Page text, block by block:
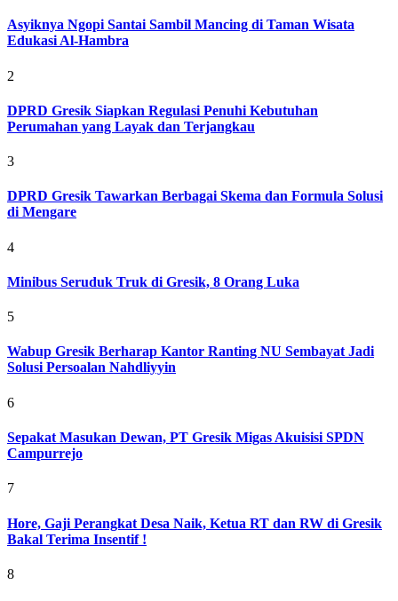
Asyiknya Ngopi Santai Sambil Mancing di Taman Wisata
Edukasi Al-Hambra
2
DPRD Gresik Siapkan Regulasi Penuhi Kebutuhan
Perumahan yang Layak dan Terjangkau
3
DPRD Gresik Tawarkan Berbagai Skema dan Formula Solusi
di Mengare
4
Minibus Seruduk Truk di Gresik, 8 Orang Luka
5
Wabup Gresik Berharap Kantor Ranting NU Sembayat Jadi
Solusi Persoalan Nahdliyyin
6
Sepakat Masukan Dewan, PT Gresik Migas Akuisisi SPDN
Campurrejo
7
Hore, Gaji Perangkat Desa Naik, Ketua RT dan RW di Gresik
Bakal Terima Insentif !
8